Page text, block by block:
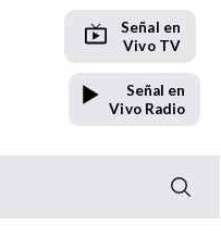
Señal en
Vivo TV
Señal en
Vivo Radio